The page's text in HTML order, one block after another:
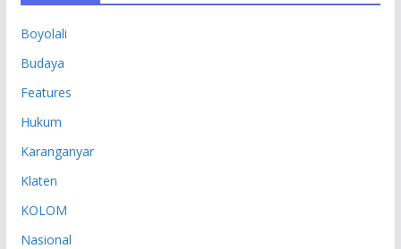
Boyolali
Budaya
Features
Hukum
Karanganyar
Klaten
KOLOM
Nasional